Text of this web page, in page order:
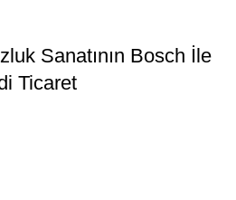
Sanatının Bosch İle
Ticaret